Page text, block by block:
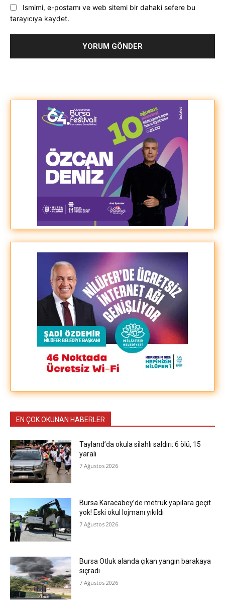
Ismimi, e-postamı ve web sitemi bir dahaki sefere bu
tarayıcıya kaydet.
EN ÇOK OKUNAN HABERLER
Tayland’da okula silahlı saldırı: 6 ölü, 15
yaralı
7 Ağustos 2026
Bursa Karacabey’de metruk yapılara geçit
yok! Eski okul lojmanı yıkıldı
7 Ağustos 2026
Bursa Otluk alanda çıkan yangın barakaya
sıçradı
7 Ağustos 2026